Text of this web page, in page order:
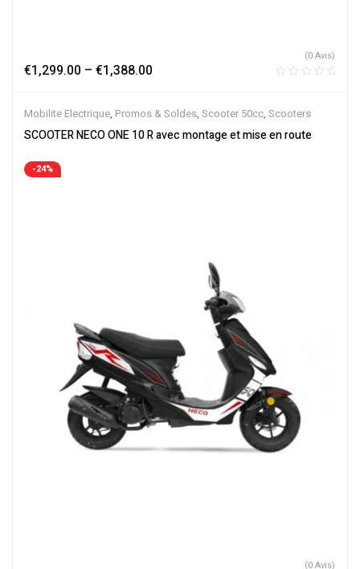
€1,299.00 – €1,388.00
(0 Avis)
Mobilite Electrique, Promos & Soldes, Scooter 50cc, Scooters
SCOOTER NECO ONE 10 R avec montage et mise en route
-24%
(0 Avis)